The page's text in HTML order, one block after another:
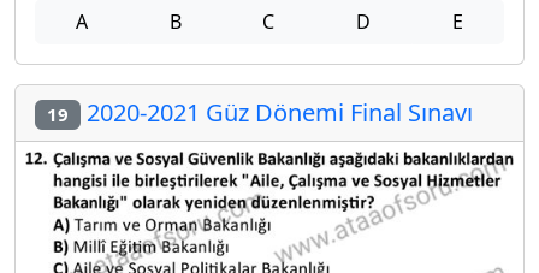
A B C D E
19 2020-2021 Güz Dönemi Final Sınavı